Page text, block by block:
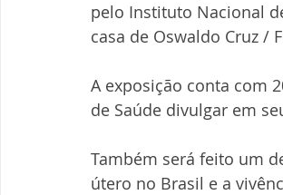
pelo Instituto Nacional
casa de Oswaldo Cruz /
A exposição conta com
de Saúde divulgar em
Também será feito um
útero no Brasil e a